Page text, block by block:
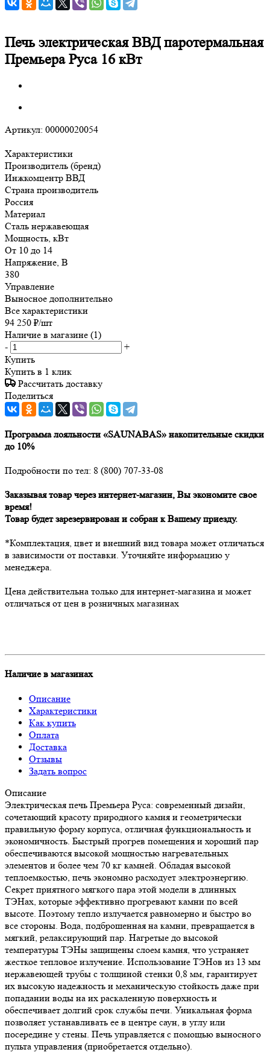
Печь электрическая ВВД паротермальная
Премьера Руса 16 кВт
Артикул: 00000020054
Характеристики
Производитель (бренд)
Инжкомцентр ВВД
Страна производитель
Россия
Материал
Сталь нержавеющая
Мощность, кВт
От 10 до 14
Напряжение, В
380
Управление
Выносное дополнительно
Все характеристики
94 250 ₽/шт
Наличие в магазине (1)
-
+
Купить
Купить в 1 клик
Рассчитать доставку
Поделиться
Программа лояльности «SAUNABAS» накопительные скидки
до 10%
Подробности по тел: 8 (800) 707-33-08
Заказывая товар через интернет-магазин, Вы экономите свое
время!
Товар будет зарезервирован и собран к Вашему приезду.
*Комплектация, цвет и внешний вид товара может отличаться
в зависимости от поставки. Уточняйте информацию у
менеджера.
Цена действительна только для интернет-магазина и может
отличаться от цен в розничных магазинах
Наличие в магазинах
Описание
Характеристики
Как купить
Оплата
Доставка
Отзывы
Задать вопрос
Описание
Электрическая печь Премьера Руса: современный дизайн,
сочетающий красоту природного камня и геометрически
правильную форму корпуса, отличная функциональность и
экономичность. Быстрый прогрев помещения и хороший пар
обеспечиваются высокой мощностью нагревательных
элементов и более чем 70 кг камней. Обладая высокой
теплоемкостью, печь экономно расходует электроэнергию.
Секрет приятного мягкого пара этой модели в длинных
ТЭНах, которые эффективно прогревают камни по всей
высоте. Поэтому тепло излучается равномерно и быстро во
все стороны. Вода, подброшенная на камни, превращается в
мягкий, релаксирующий пар. Нагретые до высокой
температуры ТЭНы защищены слоем камня, что устраняет
жесткое тепловое излучение. Использование ТЭНов из 13 мм
нержавеющей трубы с толщиной стенки 0,8 мм, гарантирует
их высокую надежность и механическую стойкость даже при
попадании воды на их раскаленную поверхность и
обеспечивает долгий срок службы печи. Уникальная форма
позволяет устанавливать ее в центре саун, в углу или
посередине у стены. Печь управляется с помощью выносного
пульта управления (приобретается отдельно).